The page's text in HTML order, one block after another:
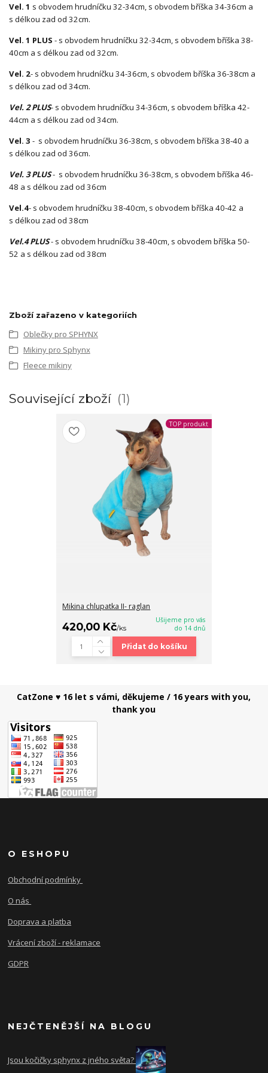
Vel. 1 s obvodem hrudníčku 32-34cm, s obvodem bříška 34-36cm a
s délkou zad od 32cm.
Vel. 1 PLUS - s obvodem hrudníčku 32-34cm, s obvodem bříška 38-
40cm a s délkou zad od 32cm.
Vel. 2- s obvodem hrudníčku 34-36cm, s obvodem bříška 36-38cm a
s délkou zad od 34cm.
Vel. 2 PLUS- s obvodem hrudníčku 34-36cm, s obvodem bříška 42-
44cm a s délkou zad od 34cm.
Vel. 3 - s obvodem hrudníčku 36-38cm, s obvodem bříška 38-40 a
s délkou zad od 36cm.
Vel. 3 PLUS- s obvodem hrudníčku 36-38cm, s obvodem bříška 46-
48 a s délkou zad od 36cm
Vel.4- s obvodem hrudníčku 38-40cm, s obvodem bříška 40-42 a
s délkou zad od 38cm
Vel.4 PLUS- s obvodem hrudníčku 38-40cm, s obvodem bříška 50-
52 a s délkou zad od 38cm
Zboží zařazeno v kategoriích
Oblečky pro SPHYNX
Mikiny pro Sphynx
Fleece mikiny
Související zboží 1
TOP produkt
Mikina chlupatka II- raglan
420,00 Kč/ks
Ušijeme pro vás
do 14 dnů
Přidat do košíku
CatZone ♥ 16 let s vámi, děkujeme / 16 years with you,
thank you
O ESHOPU
Obchodní podmínky
O nás
Doprava a platba
Vrácení zboží - reklamace
GDPR
NEJČTENĚJŠÍ NA BLOGU
Jsou kočičky sphynx z jného světa?